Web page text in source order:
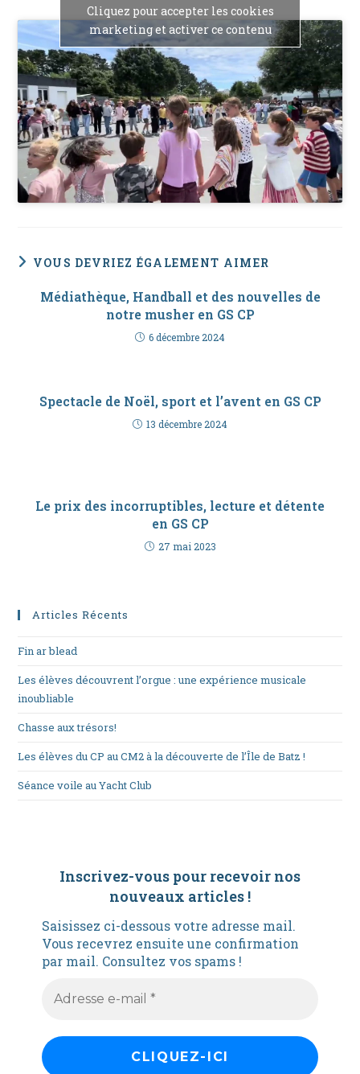
Cliquez pour accepter les cookies
marketing et activer ce contenu
VOUS DEVRIEZ ÉGALEMENT AIMER
Médiathèque, Handball et des nouvelles de
notre musher en GS CP
6 décembre 2024
Spectacle de Noël, sport et l’avent en GS CP
13 décembre 2024
Le prix des incorruptibles, lecture et détente
en GS CP
27 mai 2023
Articles Récents
Fin ar blead
Les élèves découvrent l’orgue : une expérience musicale
inoubliable
Chasse aux trésors!
Les élèves du CP au CM2 à la découverte de l’Île de Batz !
Séance voile au Yacht Club
Inscrivez-vous pour recevoir nos
nouveaux articles !
Saisissez ci-dessous votre adresse mail.
Vous recevrez ensuite une confirmation
par mail. Consultez vos spams !